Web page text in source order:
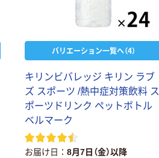
バリエーション一覧へ（4）
キリンビバレッジ キリン ラブ
ズ スポーツ /熱中症対策飲料 ス
ポーツドリンク ペットボトル
ベルマーク
お届け日 8月7日（金）以降